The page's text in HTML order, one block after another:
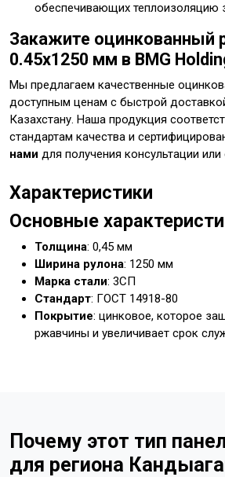
обеспечивающих теплоизоляцию
Закажите оцинкованный
0.45x1250 мм в BMG
Мы предлагаем качественные
доступным ценам с быстрой
Казахстану. Наша продукция
стандартам качества и
нами для получения консультации
Характеристики
Основные
Толщина: 0,45 мм
Ширина рулона: 1250 мм
Марка стали: 3СП
Стандарт: ГОСТ 14918-80
Покрытие: цинковое, которое
ржавчины и увеличивает срок
Почему этот тип
для региона